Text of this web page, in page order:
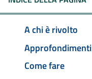
A chi è rivolto
Approfondimenti
Come fare